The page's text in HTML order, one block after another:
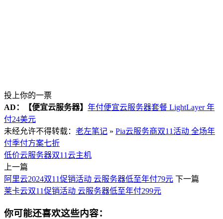
投上你的一票
AD：
【便宜云服务器】 年付便宜云服务器套餐 LightLayer 年
付24美元
未经允许不得转载： 老左笔记 » Pia云服务商双11活动 全场年
付季付方案七折
低价云服务器双11云主机
上一篇
阿里云2024双11促销活动 云服务器低至年付79元 下一篇
莱卡云双11促销活动 云服务器低至年付299元
你可能还喜欢这些内容：